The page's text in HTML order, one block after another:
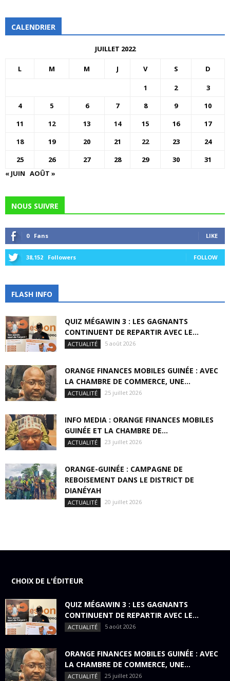
CALENDRIER
JUILLET 2022
L M M J V S D
1 2
3
4
5 6 7 8 9
10
11
12 13 14 15 16
17
18
19 20 21 22 23
24
25
26 27 28 29 30
31
« JUIN AOÛT »
NOUS SUIVRE
0 Fans LIKE
38,152 Followers FOLLOW
FLASH INFO
QUIZ MÉGAWIN 3 : LES GAGNANTS
CONTINUENT DE REPARTIR AVEC LE...
ACTUALITÉ 5 août 2026
ORANGE FINANCES MOBILES GUINÉE : AVEC
LA CHAMBRE DE COMMERCE, UNE...
ACTUALITÉ 25 juillet 2026
INFO MEDIA : ORANGE FINANCES MOBILES
GUINÉE ET LA CHAMBRE DE...
ACTUALITÉ 23 juillet 2026
ORANGE-GUINÉE : CAMPAGNE DE
REBOISEMENT DANS LE DISTRICT DE
DIANÉYAH
ACTUALITÉ 20 juillet 2026
CHOIX DE L'ÉDITEUR
QUIZ MÉGAWIN 3 : LES GAGNANTS
CONTINUENT DE REPARTIR AVEC LE...
ACTUALITÉ 5 août 2026
ORANGE FINANCES MOBILES GUINÉE : AVEC
LA CHAMBRE DE COMMERCE, UNE...
ACTUALITÉ 25 juillet 2026